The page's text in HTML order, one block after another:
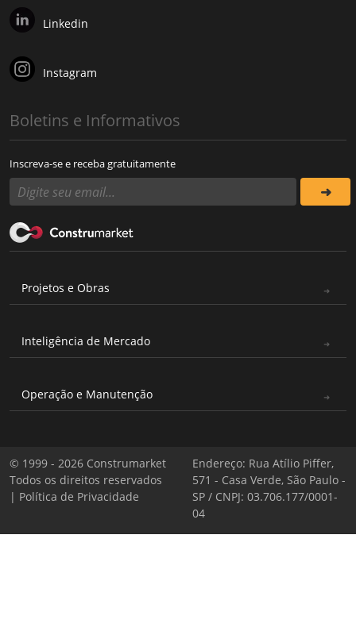
Linkedin
Instagram
Boletins e Informativos
Inscreva-se e receba gratuitamente
Projetos e Obras
Inteligência de Mercado
Operação e Manutenção
© 1999 - 2026 Construmarket
Todos os direitos reservados
| Política de Privacidade
Endereço: Rua Atílio Piffer,
571 - Casa Verde, São Paulo -
SP / CNPJ: 03.706.177/0001-
04